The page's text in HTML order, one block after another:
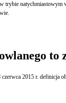
podatnika i w związku z
to
Prawa budowlanego, zmiana ta wpłynie na zasady